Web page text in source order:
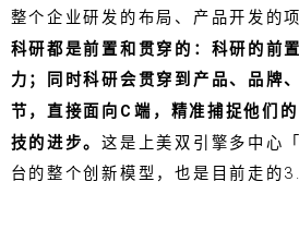
整个企业研发的布局、产品开发的
科研都是前置和贯穿的：科研的前
力；同时科研会贯穿到产品、品牌
节，直接面向C端，精准捕捉他们
技的进步。这是上美双引擎多中心
台的整个创新模型，也是目前走的